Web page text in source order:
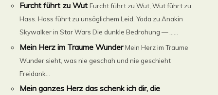
Furcht führt zu Wut Furcht führt zu Wut, Wut führt zu
Hass. Hass führt zu unsäglichem Leid. Yoda zu Anakin
Skywalker in Star Wars Die dunkle Bedrohung — ......
Mein Herz im Traume Wunder Mein Herz im Traume
Wunder sieht, was nie geschah und nie geschieht
Freidank...
Mein ganzes Herz das schenk ich dir, die